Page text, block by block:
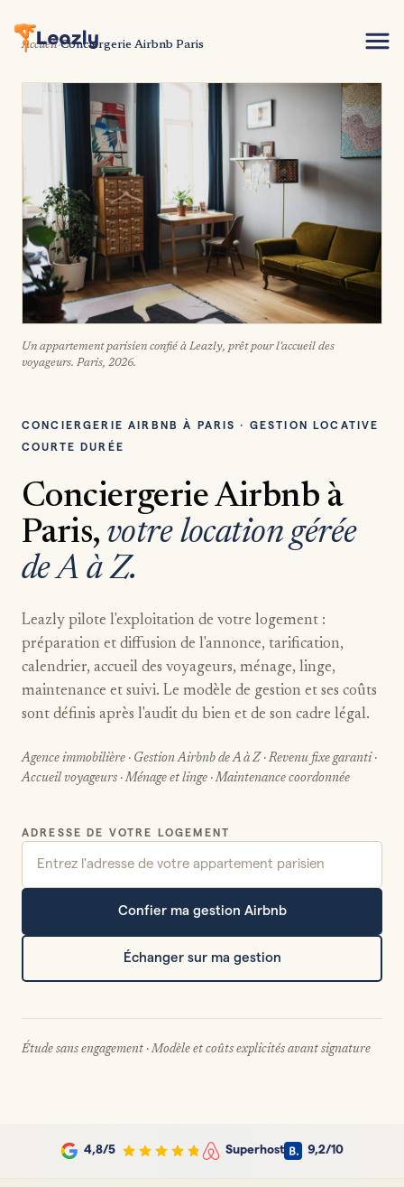
Accueil·Conciergerie Airbnb Paris
CONCIERGERIE AIRBNB À PARIS · GESTION LOCATIVE
COURTE DURÉE
Conciergerie Airbnb à
Paris, votre location gérée
de A à Z.
Leazly pilote l'exploitation de votre logement :
préparation et diffusion de l'annonce, tarification,
calendrier, accueil des voyageurs, ménage, linge,
maintenance et suivi. Le modèle de gestion et ses coûts
sont définis après l'audit du bien et de son cadre légal.
Agence immobilière · Gestion Airbnb de A à Z · Revenu fixe garanti ·
Accueil voyageurs · Ménage et linge · Maintenance coordonnée
ADRESSE DE VOTRE LOGEMENT
Confier ma gestion Airbnb
Échanger sur ma gestion
Étude sans engagement · Modèle et coûts explicités avant signature
Un appartement parisien confié à Leazly, prêt pour l'accueil des
voyageurs. Paris, 2026.
4,8/5 Superhost 9,2/10